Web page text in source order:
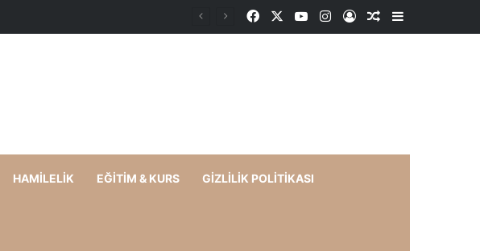
FacebookYouTubeInstagram
Kayıt OlRastgele Makale
Kenar
HAMILELIK EĞITIM & KURS GIZLILIK POLITIKASI